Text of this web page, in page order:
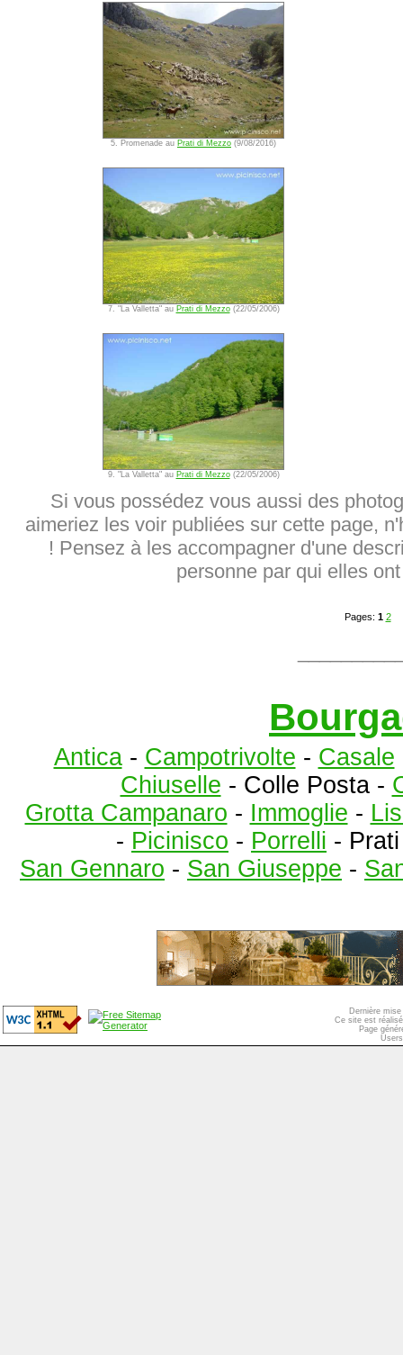
5. Promenade au Prati di Mezzo (9/08/2016)
7. "La Valletta" au Prati di Mezzo(22/05/2006)
9. "La Valletta" au Prati di Mezzo(22/05/2006)
Si vous possédez vous aussi des
aimeriez les voir publiées sur cette page,
! Pensez à les accompagner d'une
personne par qui elles
Pages: 1 2
Antica- Campotrivolte - Casale
Chiuselle - Colle Posta -
Grotta Campanaro - Immoglie -
- Picinisco - Porrelli -
San Gennaro - San Giuseppe -
Dernière
Ce site est
Page